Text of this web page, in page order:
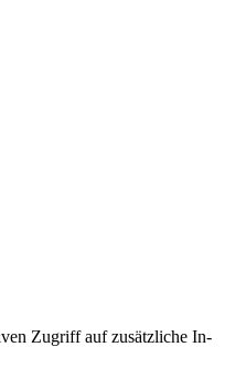
Zugriff auf zusätzliche In-